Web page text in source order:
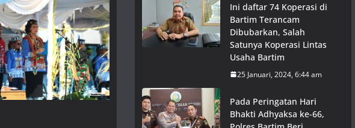
Ini daftar 74 Koperasi di
Bartim Terancam
Dibubarkan, Salah
Satunya Koperasi Lintas
Usaha Bartim
25 Januari, 2024, 6:44 am
Pada Peringatan Hari
Bhakti Adhyaksa ke-66,